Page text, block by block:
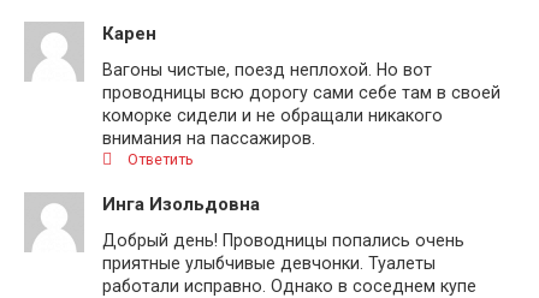
Карен
Вагоны чистые, поезд неплохой. Но вот
проводницы всю дорогу сами себе там в своей
коморке сидели и не обращали никакого
внимания на пассажиров.
Ответить
Инга Изольдовна
Добрый день! Проводницы попались очень
приятные улыбчивые девчонки. Туалеты
работали исправно. Однако в соседнем купе